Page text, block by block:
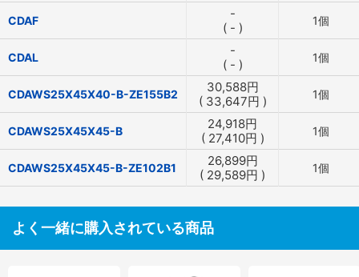
CDAF
-
( - ) 1個
CDAL
-
( - ) 1個
CDAWS25X45X40-B-ZE155B2 30,588円
( 33,647円 ) 1個
CDAWS25X45X45-B 24,918円
( 27,410円 ) 1個
CDAWS25X45X45-B-ZE102B1 26,899円
( 29,589円 ) 1個
よく一緒に購入されている商品